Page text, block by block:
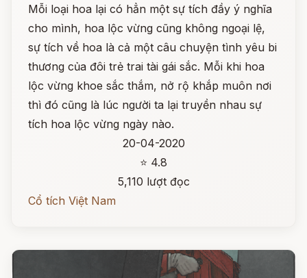
Mỗi loại hoa lại có hẳn một sự tích đầy ý nghĩa
cho mình, hoa lộc vừng cũng không ngoại lệ,
sự tích về hoa là cả một câu chuyện tình yêu bi
thương của đôi trẻ trai tài gái sắc. Mỗi khi hoa
lộc vừng khoe sắc thắm, nở rộ khắp muôn nơi
thì đó cũng là lúc người ta lại truyền nhau sự
tích hoa lộc vừng ngày nào.
20-04-2020
⭐ 4.8
5,110 lượt đọc
Cổ tích Việt Nam